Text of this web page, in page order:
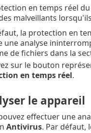
en temps réel
malveillants
la protection en
une analyse
de fichiers dans la
sur le bouton
en temps réel.
le appareil
effectuer une
Antivirus. Par défaut,